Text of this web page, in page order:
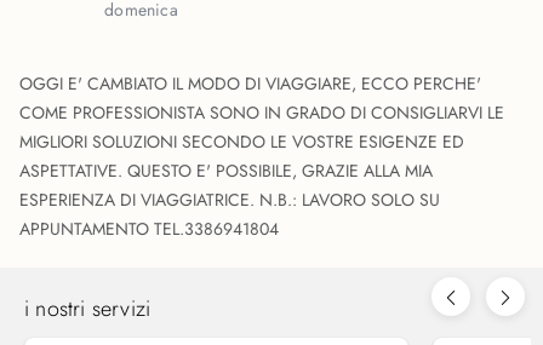
domenica
OGGI E' CAMBIATO IL MODO DI VIAGGIARE, ECCO PERCHE'
COME PROFESSIONISTA SONO IN GRADO DI CONSIGLIARVI LE
MIGLIORI SOLUZIONI SECONDO LE VOSTRE ESIGENZE ED
ASPETTATIVE. QUESTO E' POSSIBILE, GRAZIE ALLA MIA
ESPERIENZA DI VIAGGIATRICE. N.B.: LAVORO SOLO SU
APPUNTAMENTO TEL.3386941804
i nostri servizi